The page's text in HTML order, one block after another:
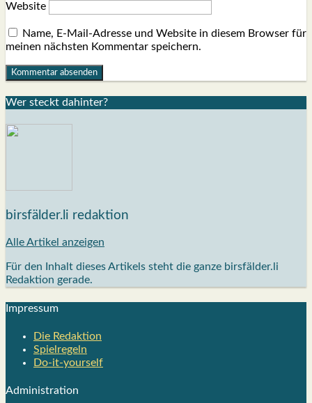
Website
Name, E-Mail-Adresse und Website in diesem Browser für
meinen nächsten Kommentar speichern.
Wer steckt dahin­ter?
birsfälder.li redaktion
Alle Artikel anzeigen
Für den Inhalt dieses Artikels steht die ganze birsfälder.li
Redaktion gerade.
Impres­sum
Die Redak­ti­on
Spiel­re­geln
Do-it-your­s­elf
Admi­nis­tra­ti­on